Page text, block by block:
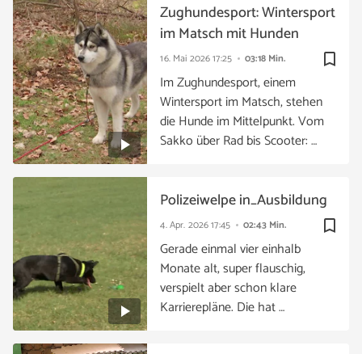
bookmark_border
16. Mai 202617:25 03:18 Min.
Zughundesport: Wintersport
im Matsch mit Hunden
Im Zughundesport, einem
Wintersport im Matsch, stehen
die Hunde im Mittelpunkt. Vom
Sakko über Rad bis Scooter: …
bookmark_border
4. Apr. 202617:45 02:43 Min.
Polizeiwelpe in_Ausbildung
Gerade einmal vier einhalb
Monate alt, super flauschig,
verspielt aber schon klare
Karrierepläne. Die hat …